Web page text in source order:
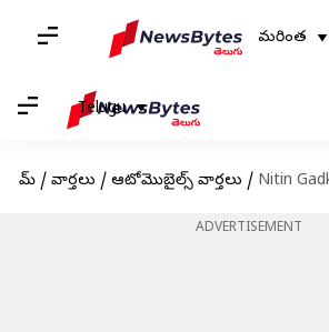
మరింత
Telugu
హోమ్ / వార్తలు / ఆటోమొబైల్స్ వార్తలు / Nitin Gadkari :
ADVERTISEMENT